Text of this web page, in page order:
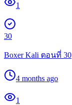
1
30
Boxer Kali ตอนที่ 30
4 months ago
1